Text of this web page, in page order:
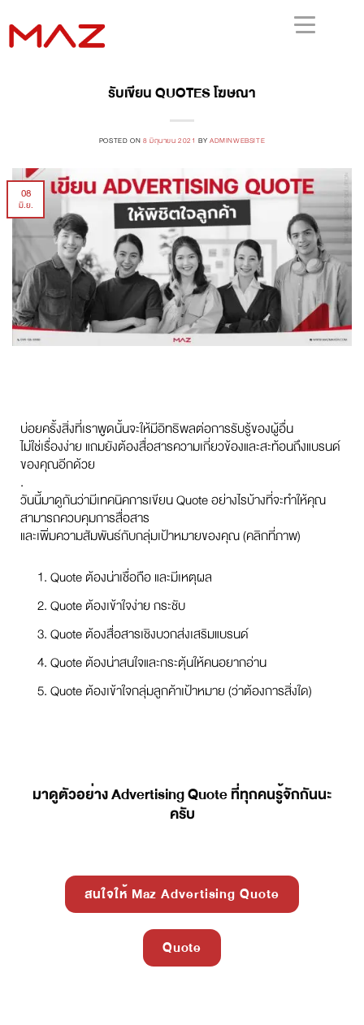
รับเขียน QUOTES โฆษณา
POSTED ON 8 มิถุนายน 2021 BY ADMINWEBSITE
08
มิ.ย.
บ่อยครั้งสิ่งที่เราพูดนั้นจะให้มีอิทธิพลต่อการรับรู้ของผู้อื่น
ไม่ใช่เรื่องง่าย แถมยังต้องสื่อสารความเกี่ยวข้องและสะท้อนถึงแบรนด์
ของคุณอีกด้วย
.
วันนี้มาดูกันว่ามีเทคนิคการเขียน Quote อย่างไรบ้างที่จะทำให้คุณ
สามารถควบคุมการสื่อสาร
และเพิ่มความสัมพันธ์กับกลุ่มเป้าหมายของคุณ (คลิกที่ภาพ)
Quote ต้องน่าเชื่อถือ และมีเหตุผล
Quote ต้องเข้าใจง่าย กระชับ
Quote ต้องสื่อสารเชิงบวกส่งเสริมแบรนด์
Quote ต้องน่าสนใจและกระตุ้นให้คนอยากอ่าน
Quote ต้องเข้าใจกลุ่มลูกค้าเป้าหมาย (ว่าต้องการสิ่งใด)
มาดูตัวอย่าง Advertising Quote ที่ทุกคนรู้จักกันนะ
ครับ
สนใจให้ Maz Advertising Quote
Quote